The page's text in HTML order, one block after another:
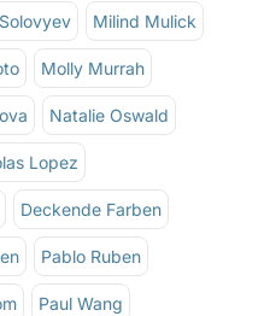
Milind Mulick
Molly Murrah
Natalie Oswald
Lopez
Deckende Farben
Pablo Ruben
Paul Wang